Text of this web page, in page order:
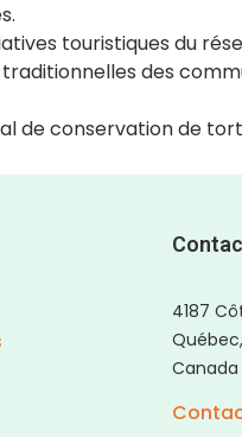
touristiques du
des
de conservation de
4187
Québec,
Canada